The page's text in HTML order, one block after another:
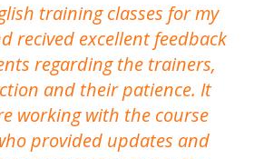
training classes for my
recived excellent feedback
regarding the trainers,
and their patience. It
working with the course
provided updates and